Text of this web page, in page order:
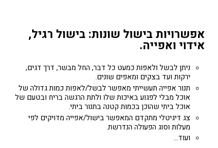
אפשרויות בישול שונות: בישול רגיל,
אידוי ואפייה.
ניתן לבשל ולאפות כמעט כל דבר, החל מבשר, דרך דגים,
ירקות ועד בצקים ומאפים שונים.
תנור אפייה תעשייתי מאפשר לבשל/לאפות כמות גדולה של
אוכל מבלי לפגוע באיכות שלו ולתת הרגשה בריח ובטעם של
אוכל ביתי שהוכן בכמות קטנה בתנור ביתי.
צג דיגיטלי מתקדם המאפשר בישול/אפייה מדויקים לפי
מעלות וסוג הפעולה הנדרשת.
ועוד...